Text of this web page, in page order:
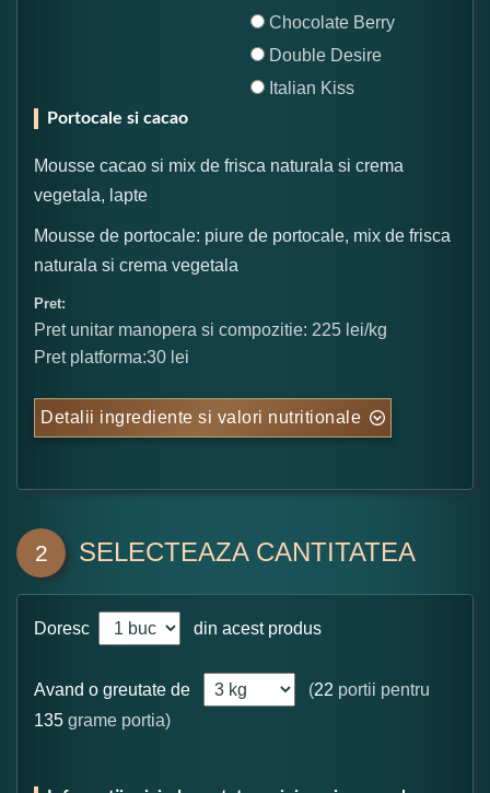
Chocolate Berry
Double Desire
Italian Kiss
Portocale si cacao
Mousse cacao si mix de frisca naturala si crema
vegetala, lapte
Mousse de portocale: piure de portocale, mix de frisca
naturala si crema vegetala
Pret:
Pret unitar manopera si compozitie: 225 lei/kg
Pret platforma:30 lei
Detalii ingrediente si valori nutritionale
2 SELECTEAZA CANTITATEA
Doresc din acest produs
Avand o greutate de (22 portii pentru
135 grame portia)